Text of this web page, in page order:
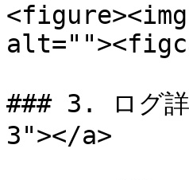
### 3. ログ
3"></a>